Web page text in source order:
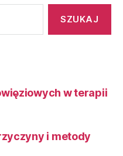
w terapii
i metody